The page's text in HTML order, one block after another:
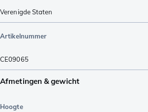
Verenigde Staten
Artikelnummer
CE09065
Afmetingen & gewicht
Hoogte